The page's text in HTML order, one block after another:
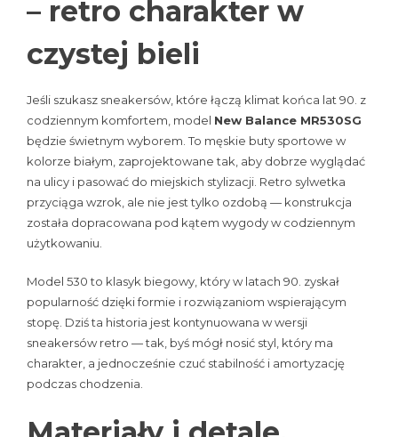
– retro charakter w
czystej bieli
Jeśli szukasz sneakersów, które łączą klimat końca lat 90. z
codziennym komfortem, model New Balance MR530SG
będzie świetnym wyborem. To męskie buty sportowe w
kolorze białym, zaprojektowane tak, aby dobrze wyglądać
na ulicy i pasować do miejskich stylizacji. Retro sylwetka
przyciąga wzrok, ale nie jest tylko ozdobą — konstrukcja
została dopracowana pod kątem wygody w codziennym
użytkowaniu.
Model 530 to klasyk biegowy, który w latach 90. zyskał
popularność dzięki formie i rozwiązaniom wspierającym
stopę. Dziś ta historia jest kontynuowana w wersji
sneakersów retro — tak, byś mógł nosić styl, który ma
charakter, a jednocześnie czuć stabilność i amortyzację
podczas chodzenia.